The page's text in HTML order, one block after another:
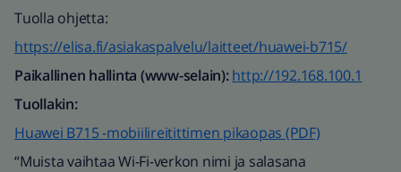
Tuolla ohjetta:
https://elisa.fi/asiakaspalvelu/laitteet/huawei-b715/
Paikallinen hallinta (www-selain): http://192.168.100.1
Tuollakin:
Huawei B715 -mobiilireitittimen pikaopas (PDF)
“Muista vaihtaa Wi-Fi-verkon nimi ja salasana